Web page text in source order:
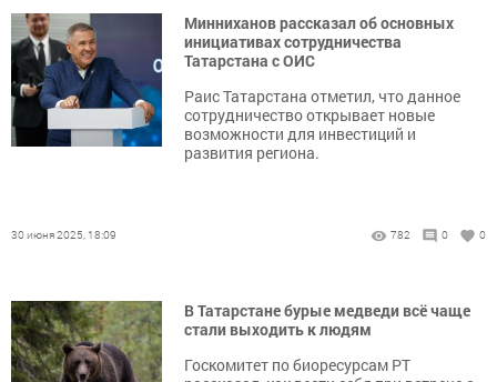
Минниханов рассказал об основных
инициативах сотрудничества
Татарстана с ОИС
Раис Татарстана отметил, что данное
сотрудничество открывает новые
возможности для инвестиций и
развития региона.
30 июня 2025, 18:09 782 0 0
В Татарстане бурые медведи всё чаще
стали выходить к людям
Госкомитет по биоресурсам РТ